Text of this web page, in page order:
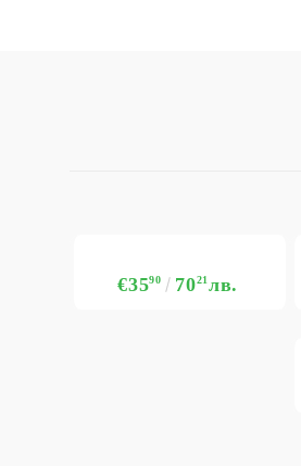
€3590 7021лв.